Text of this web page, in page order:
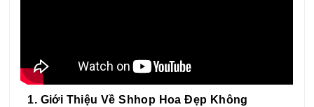
1. Giới Thiệu Về Shhop Hoa Đẹp Không